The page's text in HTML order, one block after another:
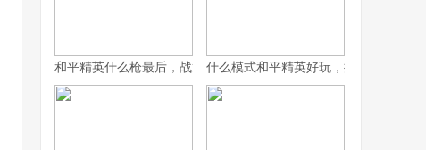
和平精英什么枪最后，战术博弈与心理博弈的终极考验
什么模式和平精英好玩，探寻战术竞技